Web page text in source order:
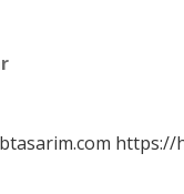
https://